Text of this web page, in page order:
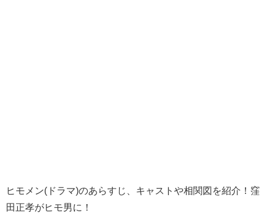
ヒモメン(ドラマ)のあらすじ、キャストや相関図を紹介！窪
田正孝がヒモ男に！